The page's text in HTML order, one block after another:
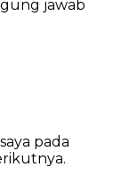
jawab
pada